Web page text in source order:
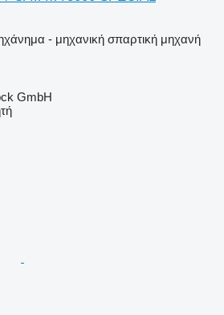
- μηχανική σπαρτική μηχανή
GmbH